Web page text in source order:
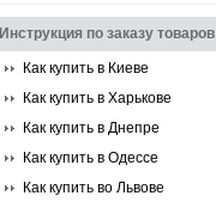
Инструкция по заказу товаров
Как купить в Киеве
Как купить в Харькове
Как купить в Днепре
Как купить в Одессе
Как купить во Львове